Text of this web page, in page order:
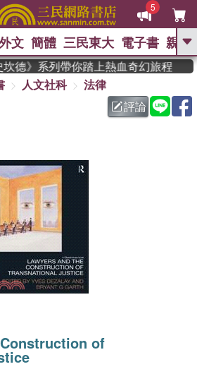
5
GO
熱搜： 東野圭吾 、
父親節 、 如果歷
暑期推薦 、 國際布克
偉大的迷走神經
文 簡體 三民東大 電子書 親子
德》系列帶你踏上熱血奇幻旅程
人文社科
法律
評論
of